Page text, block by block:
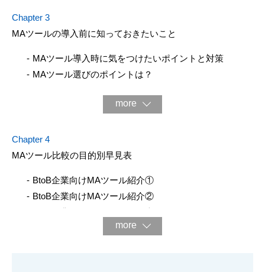
Chapter 3
MAツールの導⼊前に知っておきたいこと
MAツール導⼊時に気をつけたいポイントと対策
MAツール選びのポイントは？
more
Chapter 4
MAツール⽐較の⽬的別早⾒表
BtoB企業向けMAツール紹介①
BtoB企業向けMAツール紹介②
more